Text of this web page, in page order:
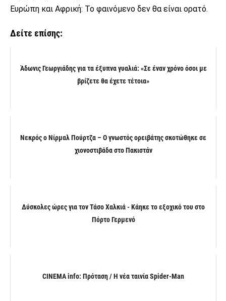
Ευρώπη και Αφρική: Το φαινόμενο δεν θα είναι ορατό.
Δείτε επίσης:
Άδωνις Γεωργιάδης για τα έξυπνα γυαλιά: «Σε έναν χρόνο όσοι με
βρίζετε θα έχετε τέτοια»
Νεκρός ο Νίρμαλ Πούρτζα – Ο γνωστός ορειβάτης σκοτώθηκε σε
χιονοστιβάδα στο Πακιστάν
Δύσκολες ώρες για τον Τάσο Χαλκιά - Κάηκε το εξοχικό του στο
Πόρτο Γερμενό
CINEMA info: Πρόταση / Η νέα ταινία Spider-Man